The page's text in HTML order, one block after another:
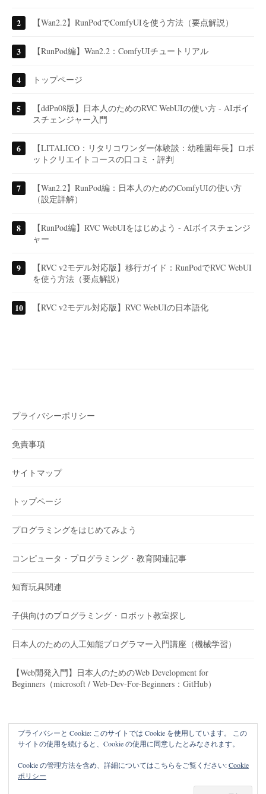
【Wan2.2】RunPodでComfyUIを使う方法（要点解説）
【RunPod編】Wan2.2：ComfyUIチュートリアル
トップページ
【ddPn08版】日本人のためのRVC WebUIの使い方 - AIボイ
スチェンジャー入門
【LITALICO：リタリコワンダー体験談：幼稚園年長】ロボ
ットクリエイトコースの口コミ・評判
【Wan2.2】RunPod編：日本人のためのComfyUIの使い方
（設定詳解）
【RunPod編】RVC WebUIをはじめよう - AIボイスチェンジ
ャー
【RVC v2モデル対応版】移行ガイド：RunPodでRVC WebUI
を使う方法（要点解説）
【RVC v2モデル対応版】RVC WebUIの日本語化
プライバシーポリシー
免責事項
サイトマップ
トップページ
プログラミングをはじめてみよう
コンピュータ・プログラミング・教育関連記事
知育玩具関連
子供向けのプログラミング・ロボット教室探し
日本人のための人工知能プログラマー入門講座（機械学習）
【Web開発入門】日本人のためのWeb Development for
Beginners（microsoft / Web-Dev-For-Beginners：GitHub）
プライバシーと Cookie: このサイトでは Cookie を使用しています。 この
サイトの使用を続けると、Cookie の使用に同意したとみなされます。
Cookie の管理方法を含め、詳細についてはこちらをご覧ください:Cookie
ポリシー